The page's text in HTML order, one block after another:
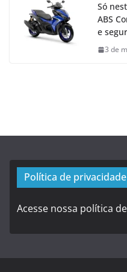
Só
ABS
e
3 de
Política de privacidade
Acesse nossa política